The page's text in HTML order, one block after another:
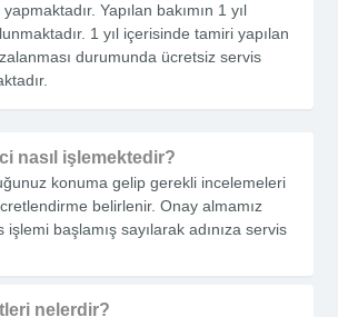
Yapılan bakımın 1 yıl
1 yıl içerisinde tamiri yapılan
durumunda ücretsiz servis
nasıl işlemektedir?
konuma gelip gerekli incelemeleri
belirlenir. Onay almamız
başlamış sayılarak adınıza servis
nelerdir?